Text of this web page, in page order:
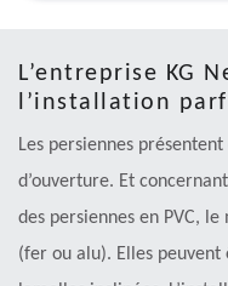
L’entreprise KG
l’installation
Les persiennes
d’ouverture. Et
des persiennes en PVC,
(fer ou alu). Elles peuvent